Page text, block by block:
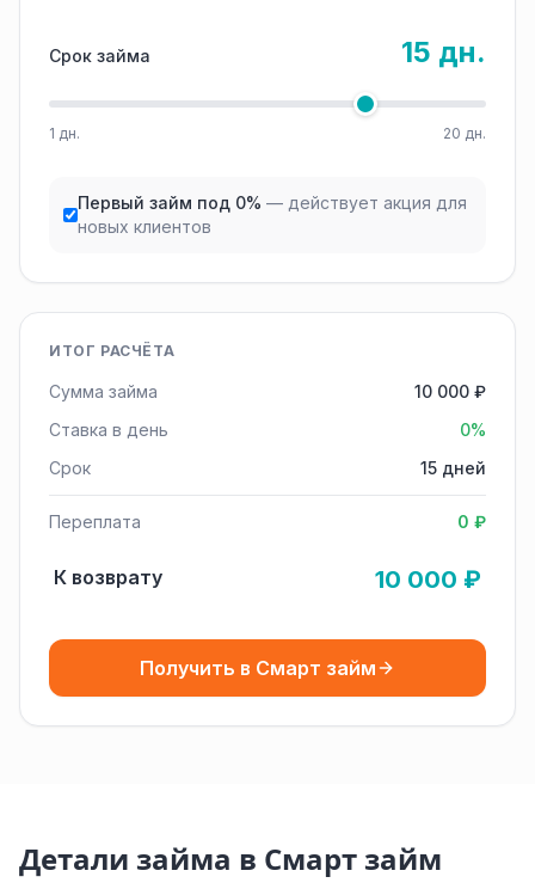
Срок займа 15 дн.
1 дн. 20 дн.
Первый займ под 0% — действует акция для
новых клиентов
ИТОГ РАСЧЁТА
Сумма займа
10 000 ₽
Ставка в день
0%
Срок
15 дней
Переплата 0 ₽
К возврату 10 000 ₽
Получить в Смарт займ
Детали займа в Смарт займ